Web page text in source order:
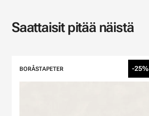
Saattaisit pitää näistä
BORÅSTAPETER -25%